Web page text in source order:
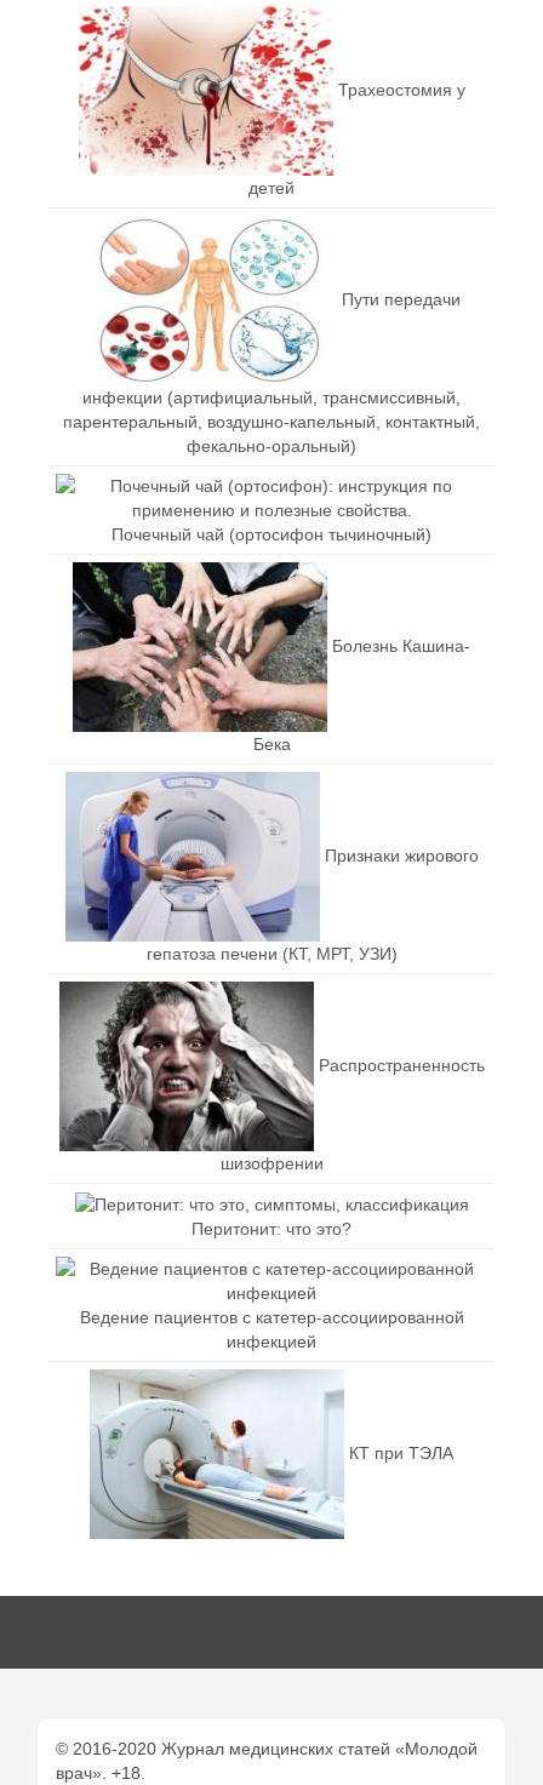
Трахеостомия у
детей
Пути передачи
инфекции (артифициальный, трансмиссивный,
парентеральный, воздушно-капельный, контактный,
фекально-оральный)
Почечный чай (ортосифон тычиночный)
Болезнь Кашина-
Бека
Признаки жирового
гепатоза печени (КТ, МРТ, УЗИ)
Распространенность
шизофрении
Перитонит: что это?
Ведение пациентов с катетер-ассоциированной
инфекцией
КТ при ТЭЛА
© 2016-2020 Журнал медицинских статей «Молодой
врач». +18.